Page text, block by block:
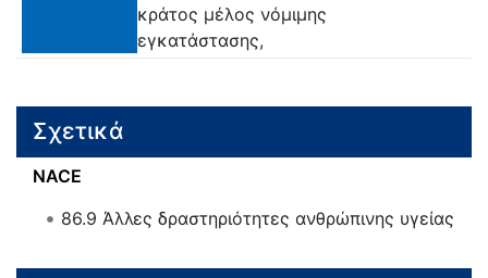
κράτος μέλος νόμιμης
εγκατάστασης,
Σχετικά
NACE
86.9 Άλλες δραστηριότητες ανθρώπινης υγείας